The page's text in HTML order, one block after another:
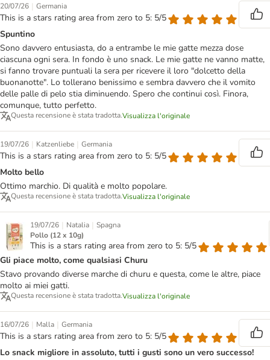
20/07/26 | Germania
This is a stars rating area from zero to 5: 5/5
Spuntino
Sono davvero entusiasta, do a entrambe le mie gatte mezza dose
ciascuna ogni sera. In fondo è uno snack. Le mie gatte ne vanno matte,
si fanno trovare puntuali la sera per ricevere il loro "dolcetto della
buonanotte". Lo tollerano benissimo e sembra davvero che il vomito
delle palle di pelo stia diminuendo. Spero che continui così. Finora,
comunque, tutto perfetto.
Questa recensione è stata tradotta.Visualizza l'originale
19/07/26 | Katzenliebe | Germania
This is a stars rating area from zero to 5: 5/5
Molto bello
Ottimo marchio. Di qualità e molto popolare.
Questa recensione è stata tradotta.Visualizza l'originale
19/07/26 | Natalia | Spagna
Pollo (12 x 10g)
This is a stars rating area from zero to 5: 5/5
Gli piace molto, come qualsiasi Churu
Stavo provando diverse marche di churu e questa, come le altre, piace
molto ai miei gatti.
Questa recensione è stata tradotta.Visualizza l'originale
16/07/26 | Malla | Germania
This is a stars rating area from zero to 5: 5/5
Lo snack migliore in assoluto, tutti i gusti sono un vero successo!